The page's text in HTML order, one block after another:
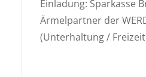
Einladung: Sparkasse
Ärmelpartner der
(Unterhaltung /